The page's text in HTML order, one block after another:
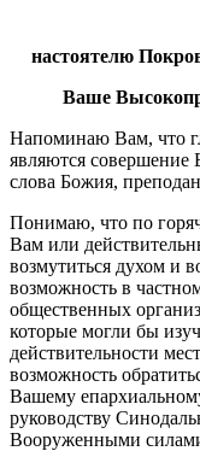
настоятелю
Ваше
Напоминаю Вам, что
являются совершение
слова Божия,
Понимаю, что по
Вам или
возмутиться духом и
возможность в
общественных
которые могли бы
действительности
возможность
Вашему
руководству
Вооруженными